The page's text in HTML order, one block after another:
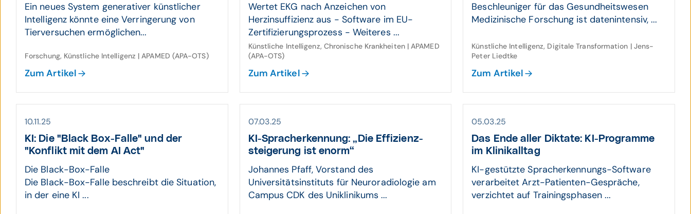
Ein neues System generativer künstlicher
Intelligenz könnte eine Verringerung von
Tierversuchen ermöglichen...
Forschung, Künstliche Intelligenz | APAMED (APA-OTS)
Zum Artikel
Wertet EKG nach Anzeichen von
Herzinsuffizienz aus - Software im EU-
Zertifizierungsprozess - Weiteres ...
Künstliche Intelligenz, Chronische Krankheiten | APAMED
(APA-OTS)
Zum Artikel
Beschleuniger für das Gesundheitswesen
Medizinische Forschung ist datenintensiv, ...
Künstliche Intelligenz, Digitale Transformation | Jens-
Peter Liedtke
Zum Artikel
10.11.25
KI: Die "Black Box-Falle" und der
"Konflikt mit dem AI Act"
Die Black-Box-Falle
Die Black-Box-Falle beschreibt die Situation,
in der eine KI ...
07.03.25
KI-Sprach­erken­nung: „Die Effizienz­
steigerung ist enorm“
Johannes Pfaff, Vorstand des
Universitätsinstituts für Neuroradiologie am
Campus CDK des Uniklinikums ...
05.03.25
Das Ende aller Diktate: KI-Pro­gram­me
im Klinik­alltag
KI-gestützte Spracherkennungs-Software
verarbeitet Arzt-Patienten-Gespräche,
verzichtet auf Trainingsphasen ...